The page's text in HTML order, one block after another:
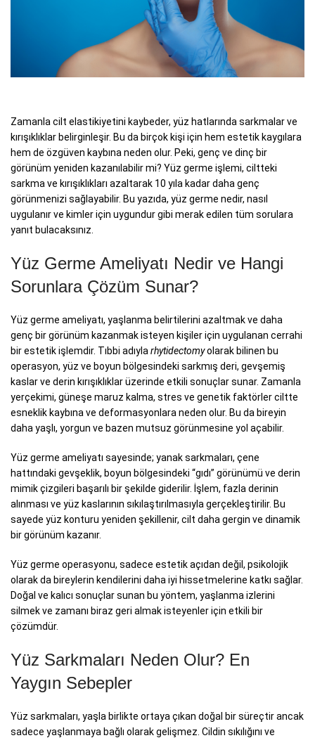
Zamanla cilt elastikiyetini kaybeder, yüz hatlarında sarkmalar ve
kırışıklıklar belirginleşir. Bu da birçok kişi için hem estetik kaygılara
hem de özgüven kaybına neden olur. Peki, genç ve dinç bir
görünüm yeniden kazanılabilir mi? Yüz germe işlemi, ciltteki
sarkma ve kırışıklıkları azaltarak 10 yıla kadar daha genç
görünmenizi sağlayabilir. Bu yazıda, yüz germe nedir, nasıl
uygulanır ve kimler için uygundur gibi merak edilen tüm sorulara
yanıt bulacaksınız.
Yüz Germe Ameliyatı Nedir ve Hangi
Sorunlara Çözüm Sunar?
Yüz germe ameliyatı, yaşlanma belirtilerini azaltmak ve daha
genç bir görünüm kazanmak isteyen kişiler için uygulanan cerrahi
bir estetik işlemdir. Tıbbi adıyla rhytidectomyolarak bilinen bu
operasyon, yüz ve boyun bölgesindeki sarkmış deri, gevşemiş
kaslar ve derin kırışıklıklar üzerinde etkili sonuçlar sunar. Zamanla
yerçekimi, güneşe maruz kalma, stres ve genetik faktörler ciltte
esneklik kaybına ve deformasyonlara neden olur. Bu da bireyin
daha yaşlı, yorgun ve bazen mutsuz görünmesine yol açabilir.
Yüz germe ameliyatı sayesinde; yanak sarkmaları, çene
hattındaki gevşeklik, boyun bölgesindeki “gıdı” görünümü ve derin
mimik çizgileri başarılı bir şekilde giderilir. İşlem, fazla derinin
alınması ve yüz kaslarının sıkılaştırılmasıyla gerçekleştirilir. Bu
sayede yüz konturu yeniden şekillenir, cilt daha gergin ve dinamik
bir görünüm kazanır.
Yüz germe operasyonu, sadece estetik açıdan değil, psikolojik
olarak da bireylerin kendilerini daha iyi hissetmelerine katkı sağlar.
Doğal ve kalıcı sonuçlar sunan bu yöntem, yaşlanma izlerini
silmek ve zamanı biraz geri almak isteyenler için etkili bir
çözümdür.
Yüz Sarkmaları Neden Olur? En
Yaygın Sebepler
Yüz sarkmaları, yaşla birlikte ortaya çıkan doğal bir süreçtir ancak
sadece yaşlanmaya bağlı olarak gelişmez. Cildin sıkılığını ve